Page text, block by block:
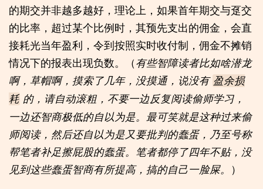
的期交并非越多越好，理论上，如果首年期交与趸交
的比率，超过某个比例时，其预先支出的佣金，会直
接耗光当年盈利，令到按照实时收付制，佣金不摊销
情况下的报表出现负数。（有些智障读者比如啥潜龙
啊，草帽啊，摸索了几年，没摸通，说没有 盈余损
耗 的，请自动滚粗，不要一边反复阅读偷师学习，
一边还智商极低的自以为是。最可笑就是这种过来偷
师阅读，然后还自以为是又要批判的蠢蛋，乃至号称
帮笔者补足擦屁股的蠢蛋。笔者都停了四年不贴，没
见到这些蠢蛋智商有所提高，搞的自己一脸屎。
）